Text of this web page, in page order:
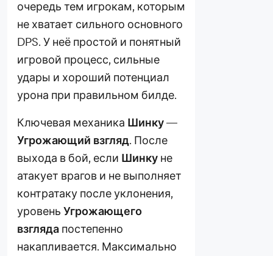
очередь тем игрокам, которым
не хватает сильного основного
DPS. У неё простой и понятный
игровой процесс, сильные
удары и хороший потенциал
урона при правильном билде.
Ключевая механика Шинку—
Угрожающий взгляд. После
выхода в бой, если Шинку не
атакует врагов и не выполняет
контратаку после уклонения,
уровень Угрожающего
взгляда постепенно
накапливается. Максимально